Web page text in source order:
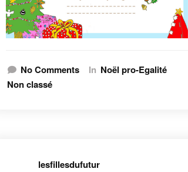
No Comments In Noël pro-Egalité
Non classé
lesfillesdufutur